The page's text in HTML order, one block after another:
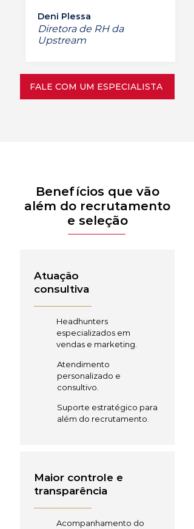
Deni Plessa
Diretora de RH da
Upstream
FALE COM UM ESPECIALISTA
Benefícios que vão
além do recrutamento
e seleção
Atuação
consultiva
Headhunters
especializados em
vendas e marketing.
Atendimento
personalizado e
consultivo.
Suporte estratégico para
além do recrutamento.
Maior controle e
transparência
Acompanhamento do